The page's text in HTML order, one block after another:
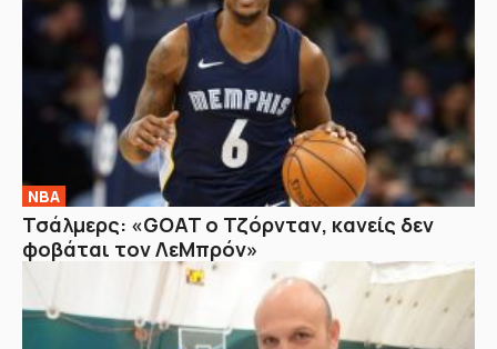
NBA
Τσάλμερς: «GOAT ο Τζόρνταν, κανείς δεν
φοβάται τον ΛεΜπρόν»